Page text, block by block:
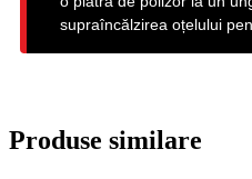
supraîncălzirea oțelului
Produse similare